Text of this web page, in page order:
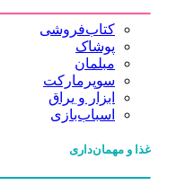
کتاب‌فروشی
پوشاک
مبلمان
سوپرمارکت
ابزار و یراق
اسباب‌بازی
غذا و مهمان‌داری